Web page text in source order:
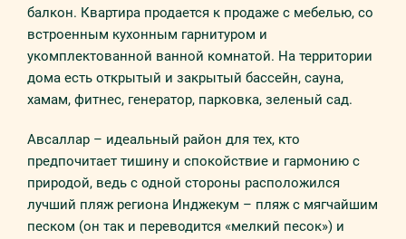
балкон. Квартира продается к продаже с мебелью, со
встроенным кухонным гарнитуром и
укомплектованной ванной комнатой. На территории
дома есть открытый и закрытый бассейн, сауна,
хамам, фитнес, генератор, парковка, зеленый сад.
Авсаллар – идеальный район для тех, кто
предпочитает тишину и спокойствие и гармонию с
природой, ведь с одной стороны расположился
лучший пляж региона Инджекум – пляж с мягчайшим
песком (он так и переводится «мелкий песок») и